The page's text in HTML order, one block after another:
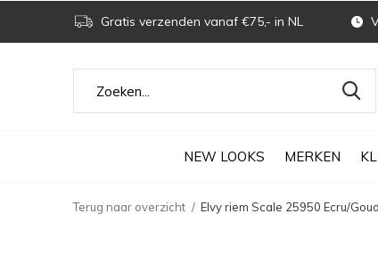
NEW LOOKS MERKEN
Gratis verzenden vanaf €75,- in NL
Terug naar overzicht Elvy riem Scale 25950 Ecru/